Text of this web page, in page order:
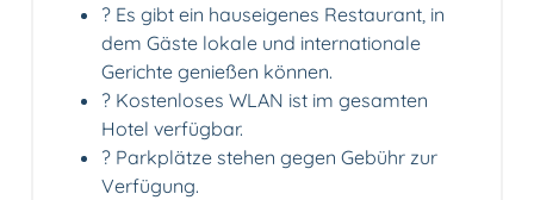
?️ Es gibt ein hauseigenes Restaurant, in
dem Gäste lokale und internationale
Gerichte genießen können.
? Kostenloses WLAN ist im gesamten
Hotel verfügbar.
? Parkplätze stehen gegen Gebühr zur
Verfügung.